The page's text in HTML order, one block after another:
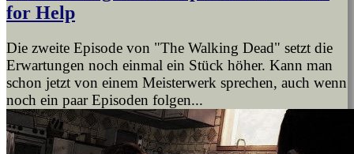
for Help
Die zweite Episode von "The Walking Dead" setzt die
Erwartungen noch einmal ein Stück höher. Kann man
schon jetzt von einem Meisterwerk sprechen, auch wenn
noch ein paar Episoden folgen...